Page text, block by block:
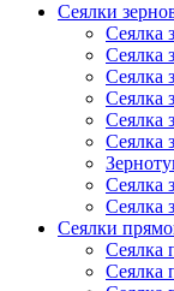
Сеялки
Сеялка
Сеялка
Сеялка
Сеялка
Сеялка
Сеялка
Сеялка
Сеялка
Сеялки
Сеялка
Сеялка